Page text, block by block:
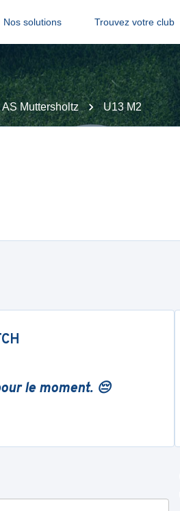
Nos solutions Trouvez votre club
AS Muttersholtz U13 M2
le moment. 😔